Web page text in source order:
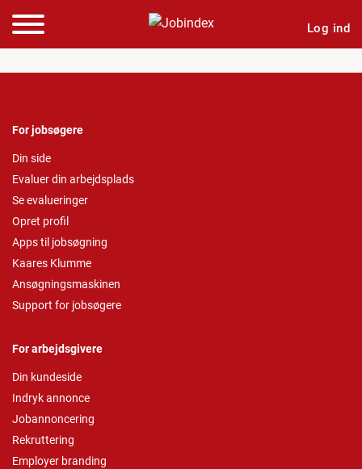
Log ind
For jobsøgere
Din side
Evaluer din arbejdsplads
Se evalueringer
Opret profil
Apps til jobsøgning
Kaares Klumme
Ansøgningsmaskinen
Support for jobsøgere
For arbejdsgivere
Din kundeside
Indryk annonce
Jobannoncering
Rekruttering
Employer branding